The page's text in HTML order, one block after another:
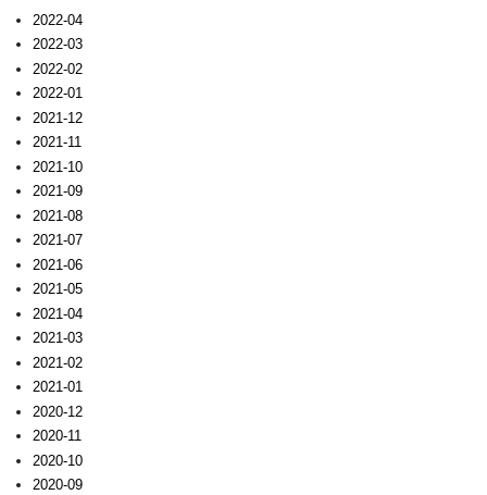
2022-04
2022-03
2022-02
2022-01
2021-12
2021-11
2021-10
2021-09
2021-08
2021-07
2021-06
2021-05
2021-04
2021-03
2021-02
2021-01
2020-12
2020-11
2020-10
2020-09